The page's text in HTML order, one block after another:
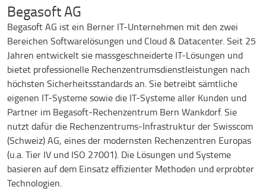
Begasoft AG
Begasoft AG ist ein Berner IT-Unternehmen mit den zwei
Bereichen Softwarelösungen und Cloud & Datacenter. Seit 25
Jahren entwickelt sie massgeschneiderte IT-Lösungen und
bietet professionelle Rechenzentrumsdienstleistungen nach
höchsten Sicherheitsstandards an. Sie betreibt sämtliche
eigenen IT-Systeme sowie die IT-Systeme aller Kunden und
Partner im Begasoft-Rechenzentrum Bern Wankdorf. Sie
nutzt dafür die Rechenzentrums-Infrastruktur der Swisscom
(Schweiz) AG, eines der modernsten Rechenzentren Europas
(u.a. Tier IV und ISO 27001). Die Lösungen und Systeme
basieren auf dem Einsatz effizienter Methoden und erprobter
Technologien.